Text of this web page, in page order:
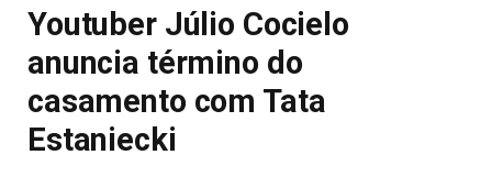
Youtuber Júlio Cocielo
anuncia término do
casamento com Tata
Estaniecki